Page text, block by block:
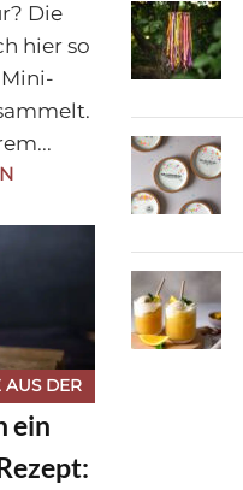
Die
hier so
AUS DER
,
ein